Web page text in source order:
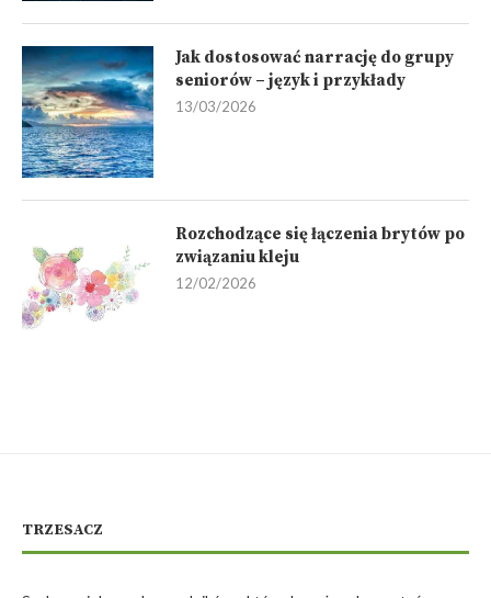
Jak dostosować narrację do grupy
seniorów – język i przykłady
13/03/2026
Rozchodzące się łączenia brytów po
związaniu kleju
12/02/2026
TRZESACZ